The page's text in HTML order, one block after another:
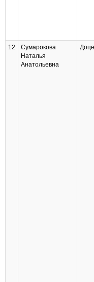
12
Сумарокова
Наталья
Анатольевна